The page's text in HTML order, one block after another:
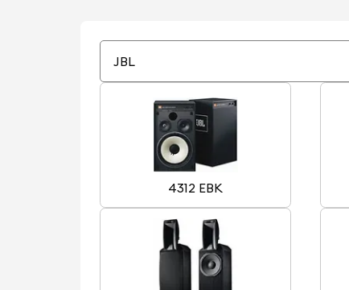
JBL
4312 EBK